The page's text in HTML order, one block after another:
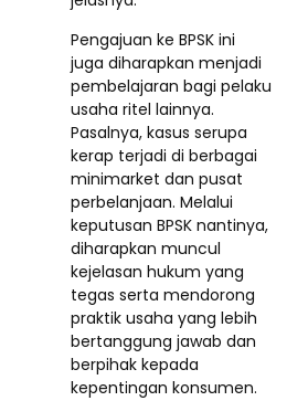
Pengajuan ke BPSK ini
juga diharapkan menjadi
pembelajaran bagi pelaku
usaha ritel lainnya.
Pasalnya, kasus serupa
kerap terjadi di berbagai
minimarket dan pusat
perbelanjaan. Melalui
keputusan BPSK nantinya,
diharapkan muncul
kejelasan hukum yang
tegas serta mendorong
praktik usaha yang lebih
bertanggung jawab dan
berpihak kepada
kepentingan konsumen.